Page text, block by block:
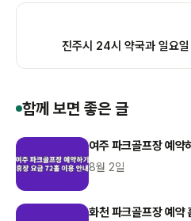
진주시 24시 약국과 일요
함께 보면 좋은 글
여주 파크골프장 예약
8월 2일
화천 파크골프장 예약